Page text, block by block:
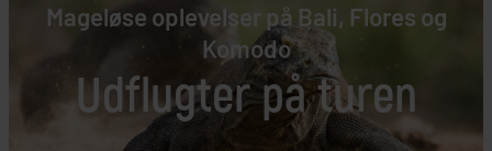
Mageløse oplevelser på Bali, Flores og
Komodo
Udflugter på turen